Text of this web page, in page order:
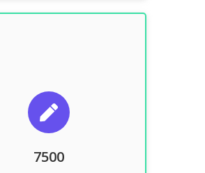
7500
fakulteta